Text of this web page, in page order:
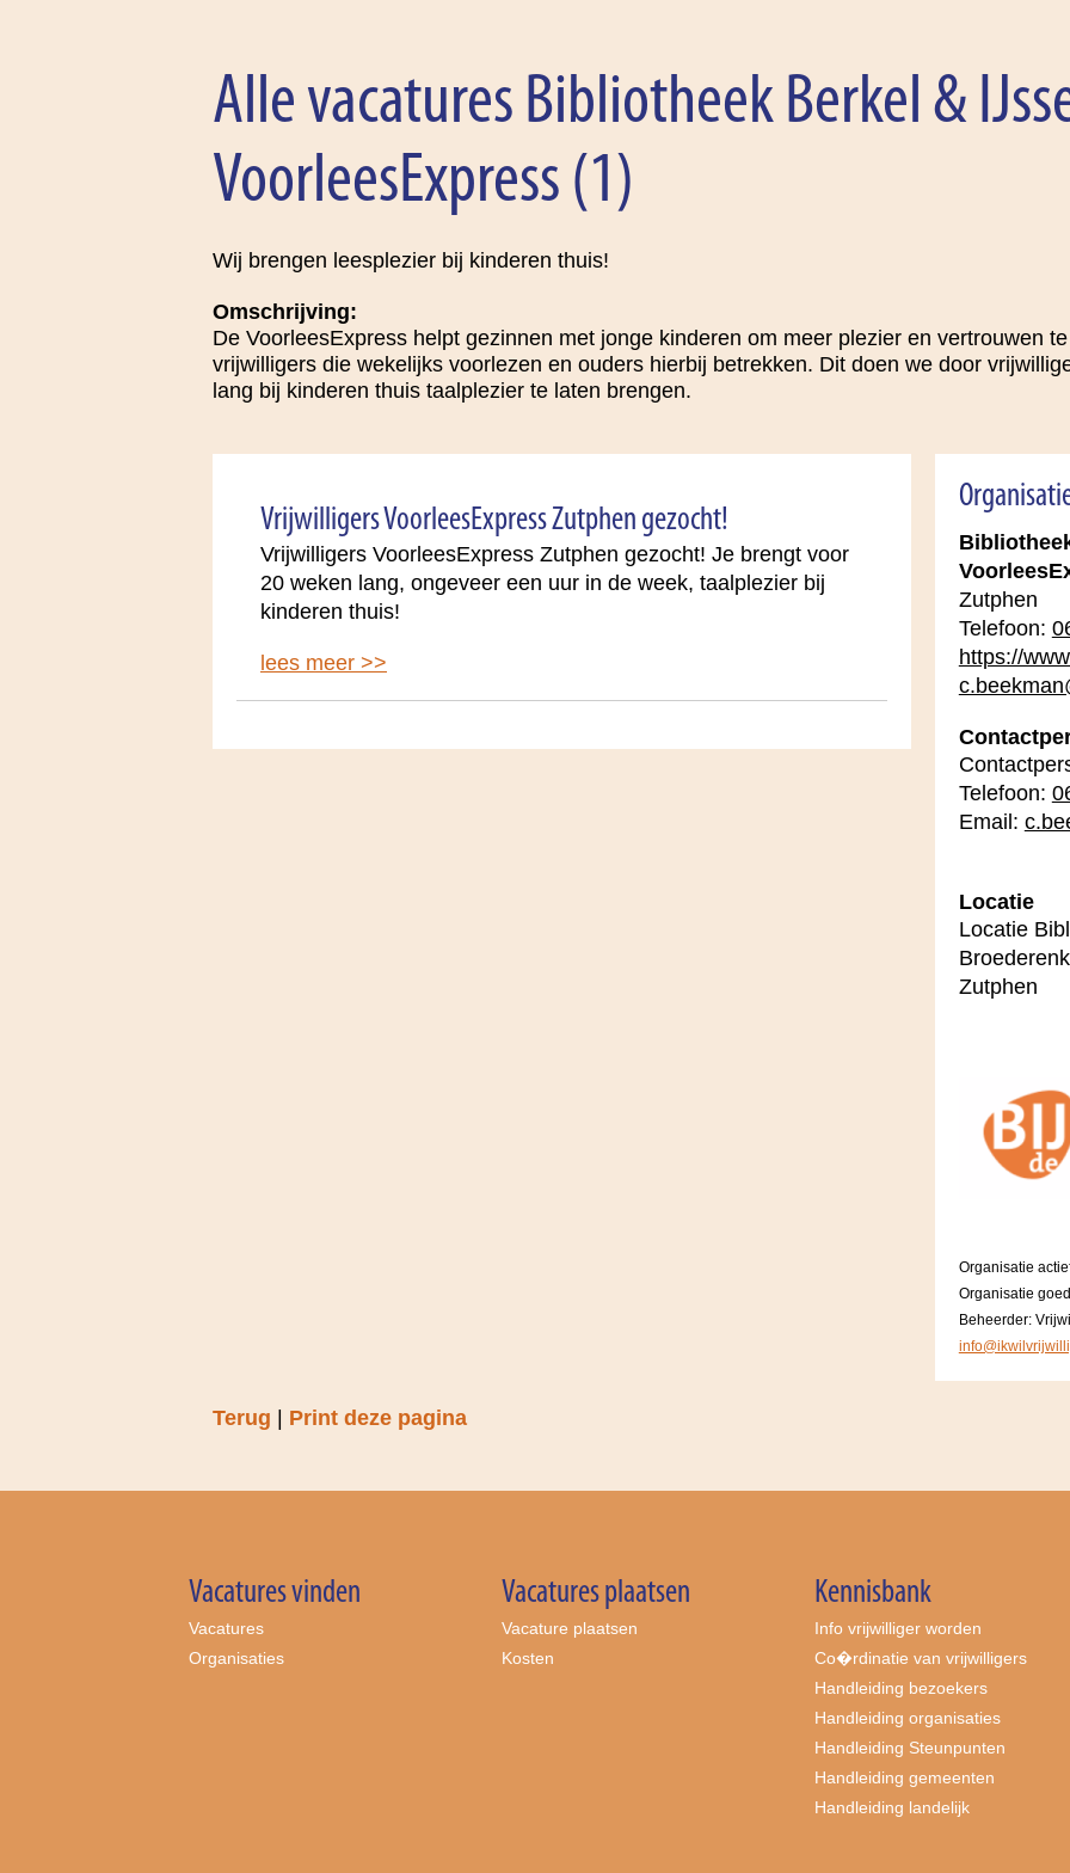
Alle vacatures Bibliotheek Berkel &
VoorleesExpress (1)
Wij brengen leesplezier bij kinderen thuis!
Omschrijving:
De VoorleesExpress helpt gezinnen met jonge kinderen om meer plezier en vertrouwen
vrijwilligers die wekelijks voorlezen en ouders hierbij betrekken. Dit doen we door
lang bij kinderen thuis taalplezier te laten brengen.
Vrijwilligers VoorleesExpress Zutphen gezocht!
Vrijwilligers VoorleesExpress Zutphen gezocht! Je brengt voor
20 weken lang, ongeveer een uur in de week, taalplezier bij
kinderen thuis!
lees meer >>
Zutphen
Telefoon:
https://
Telefoon:
Email:
Locatie
Locatie
Zutphen
Organisatie
Organisatie
Beheerder:
Terug Print deze pagina
Vacatures vinden
Vacatures
Organisaties
Vacatures plaatsen
Vacature plaatsen
Kosten
Kennisbank
Info vrijwilliger worden
Co�rdinatie van vrijwilligers
Handleiding bezoekers
Handleiding organisaties
Handleiding Steunpunten
Handleiding gemeenten
Handleiding landelijk